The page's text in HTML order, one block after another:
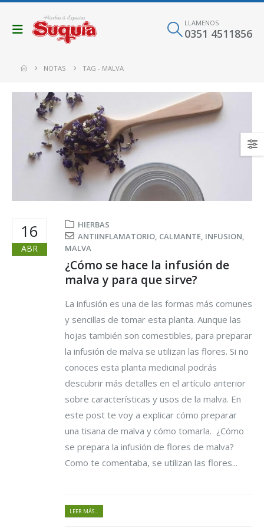
LLAMENOS
0351 4511856
NOTAS TAG - MALVA
16
ABR
HIERBAS
ANTIINFLAMATORIO, CALMANTE, INFUSION,
MALVA
¿Cómo se hace la infusión de
malva y para que sirve?
La infusión es una de las formas más comunes
y sencillas de tomar esta planta. Aunque las
hojas también son comestibles, para preparar
la infusión de malva se utilizan las flores. Si no
conoces esta planta medicinal podrás
descubrir más detalles en el artículo anterior
sobre características y usos de la malva. En
este post te voy a explicar cómo preparar
una tisana de malva y cómo tomarla. ¿Cómo
se prepara la infusión de flores de malva?
Como te comentaba, se utilizan las flores...
LEER MÁS...